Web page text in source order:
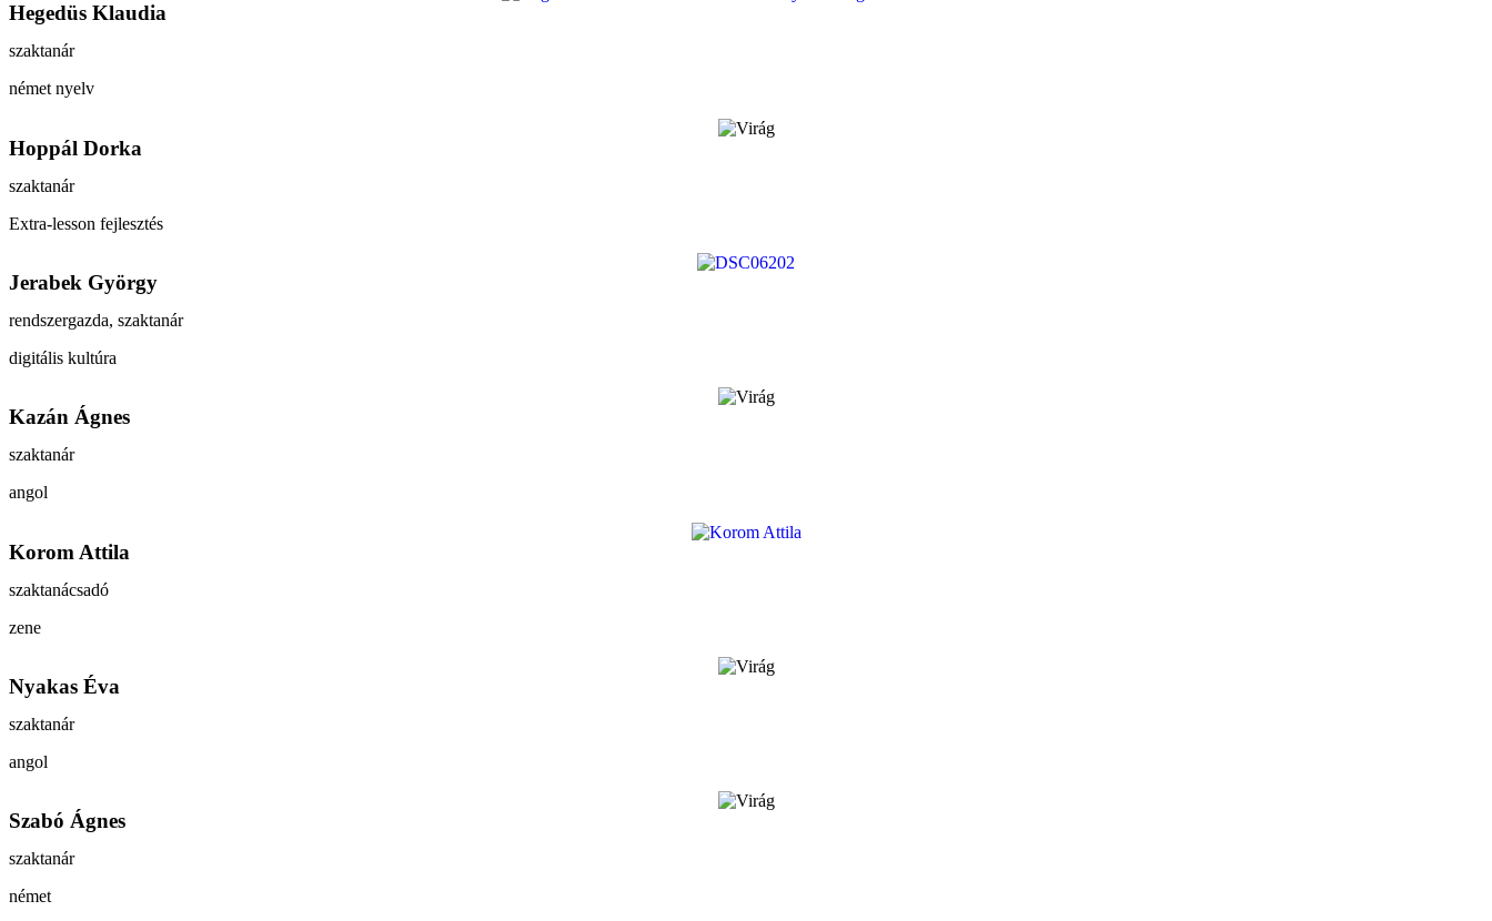
Hegedüs Klaudia
szaktanár
német nyelv
Hoppál Dorka
szaktanár
Extra-lesson fejlesztés
Jerabek György
rendszergazda, szaktanár
digitális kultúra
Kazán Ágnes
szaktanár
angol
Korom Attila
szaktanácsadó
zene
Nyakas Éva
szaktanár
angol
Szabó Ágnes
szaktanár
német